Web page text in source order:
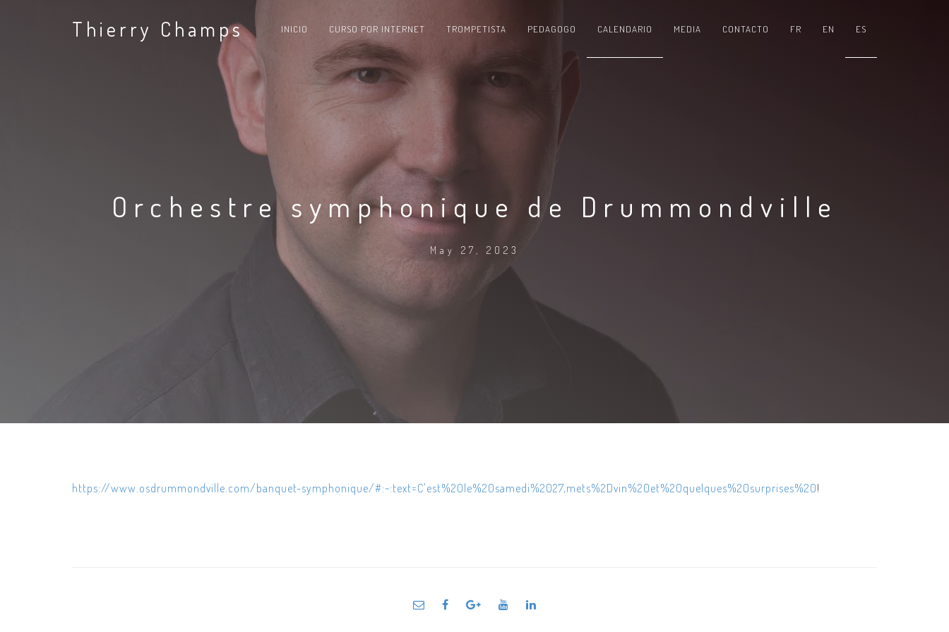
Thierry Champs INICIO CURSO POR INTERNET TROMPETISTA PEDAGOGO CALENDARIO MEDIA CONTACTO FR EN ES
Orchestre symphonique de Drummondville
May 27, 2023
https://www.osdrummondville.com/banquet-symphonique/#:~:text=C'est%20le%20samedi%2027,mets%2Dvin%20et%20quelques%20surprises%20!